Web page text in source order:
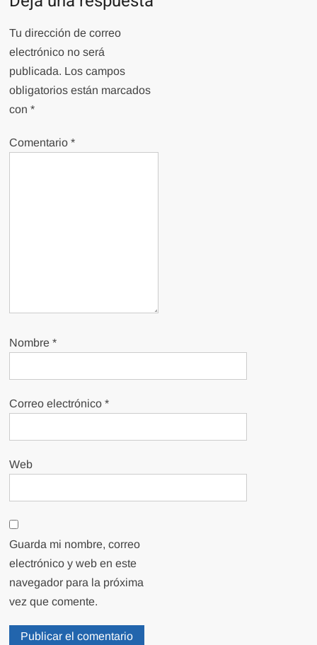
Tu dirección de correo
electrónico no será
publicada. Los campos
obligatorios están marcados
con*
Comentario*
Nombre*
Correo electrónico*
Web
Guarda mi nombre, correo
electrónico y web en este
navegador para la próxima
vez que comente.